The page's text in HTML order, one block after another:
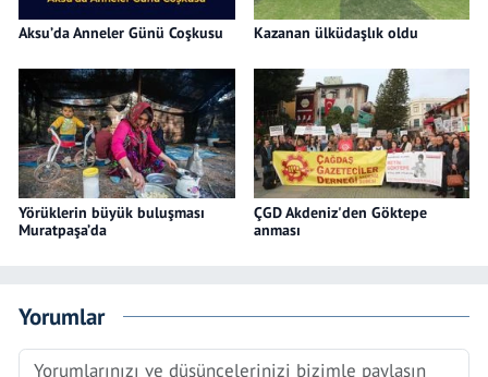
Aksu’da Anneler Günü Coşkusu Kazanan ülküdaşlık oldu
Yörüklerin büyük buluşması
Muratpaşa’da
ÇGD Akdeniz'den Göktepe
anması
Yorumlar